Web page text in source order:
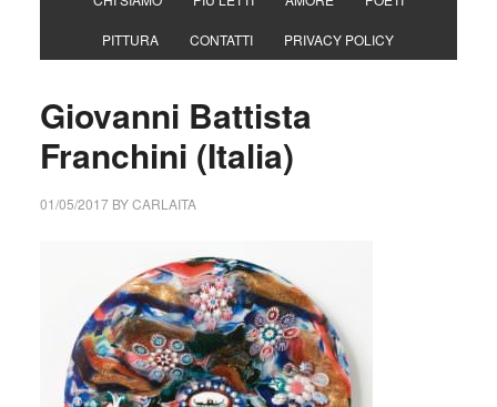
PITTURA CONTATTI PRIVACY POLICY
Giovanni Battista
Franchini (Italia)
01/05/2017BYCARLAITA